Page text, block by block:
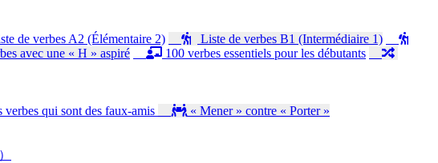
de verbes A2 (Élémentaire 2)
Liste de verbes B1 (Intermédiaire 1)
avec une « H » aspiré
100 verbes essentiels pour les débutants
verbes qui sont des faux-amis
« Mener » contre « Porter »